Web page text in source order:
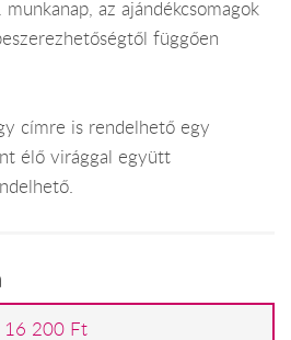
az ajándékcsomagok
függően
címre is rendelhető egy
élő virággal együtt
16 200 Ft